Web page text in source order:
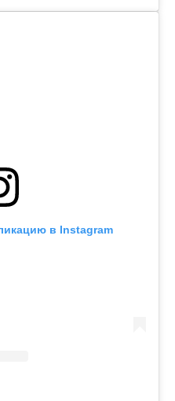
в Instagram